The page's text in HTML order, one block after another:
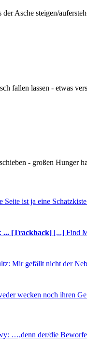
Asche steigen/
fallen lassen - etwas
- großen Hunger
Seite ist ja eine
... [Trackback] [...] Find
Mir gefällt nicht der
wecken noch ihren
…,denn der/die